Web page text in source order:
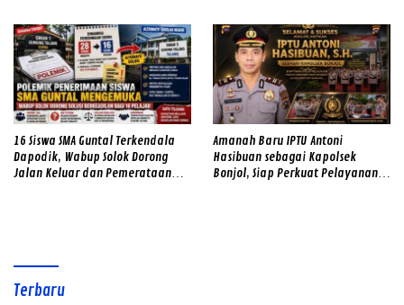
16 Siswa SMA Guntal Terkendala
Dapodik, Wabup Solok Dorong
Jalan Keluar dan Pemerataan
Amanah Baru IPTU Antoni
Hasibuan sebagai Kapolsek
Bonjol, Siap Perkuat Pelayanan
Terbaru